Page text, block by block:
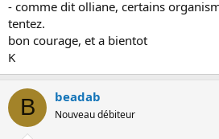
- comme dit olliane, certains
tentez.
bon courage, et a bientot
K
B beadab
Nouveau débiteur